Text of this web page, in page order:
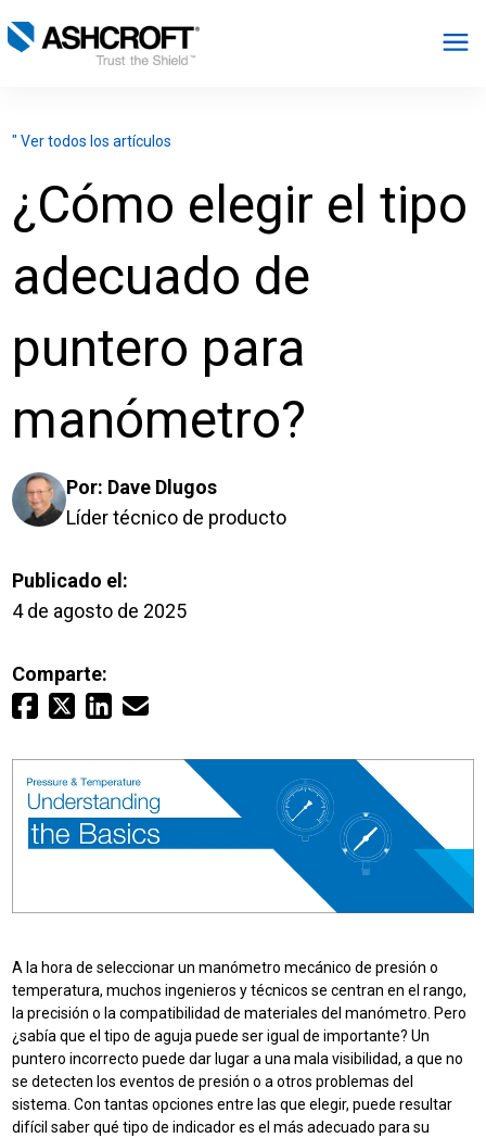
Industrias
Recursos
Acerca de
Seleccionar región
Inicio de sesión
Solicitar presupuesto
" Ver todos los artículos
¿Cómo elegir el tipo
adecuado de
puntero para
manómetro?
Por: Dave Dlugos
Líder técnico de producto
Publicado el:
4 de agosto de 2025
Comparte:
A la hora de seleccionar un manómetro mecánico de presión o
temperatura, muchos ingenieros y técnicos se centran en el rango,
la precisión o la compatibilidad de materiales del manómetro. Pero
¿sabía que el tipo de aguja puede ser igual de importante? Un
puntero incorrecto puede dar lugar a una mala visibilidad, a que no
se detecten los eventos de presión o a otros problemas del
sistema. Con tantas opciones entre las que elegir, puede resultar
difícil saber qué tipo de indicador es el más adecuado para su